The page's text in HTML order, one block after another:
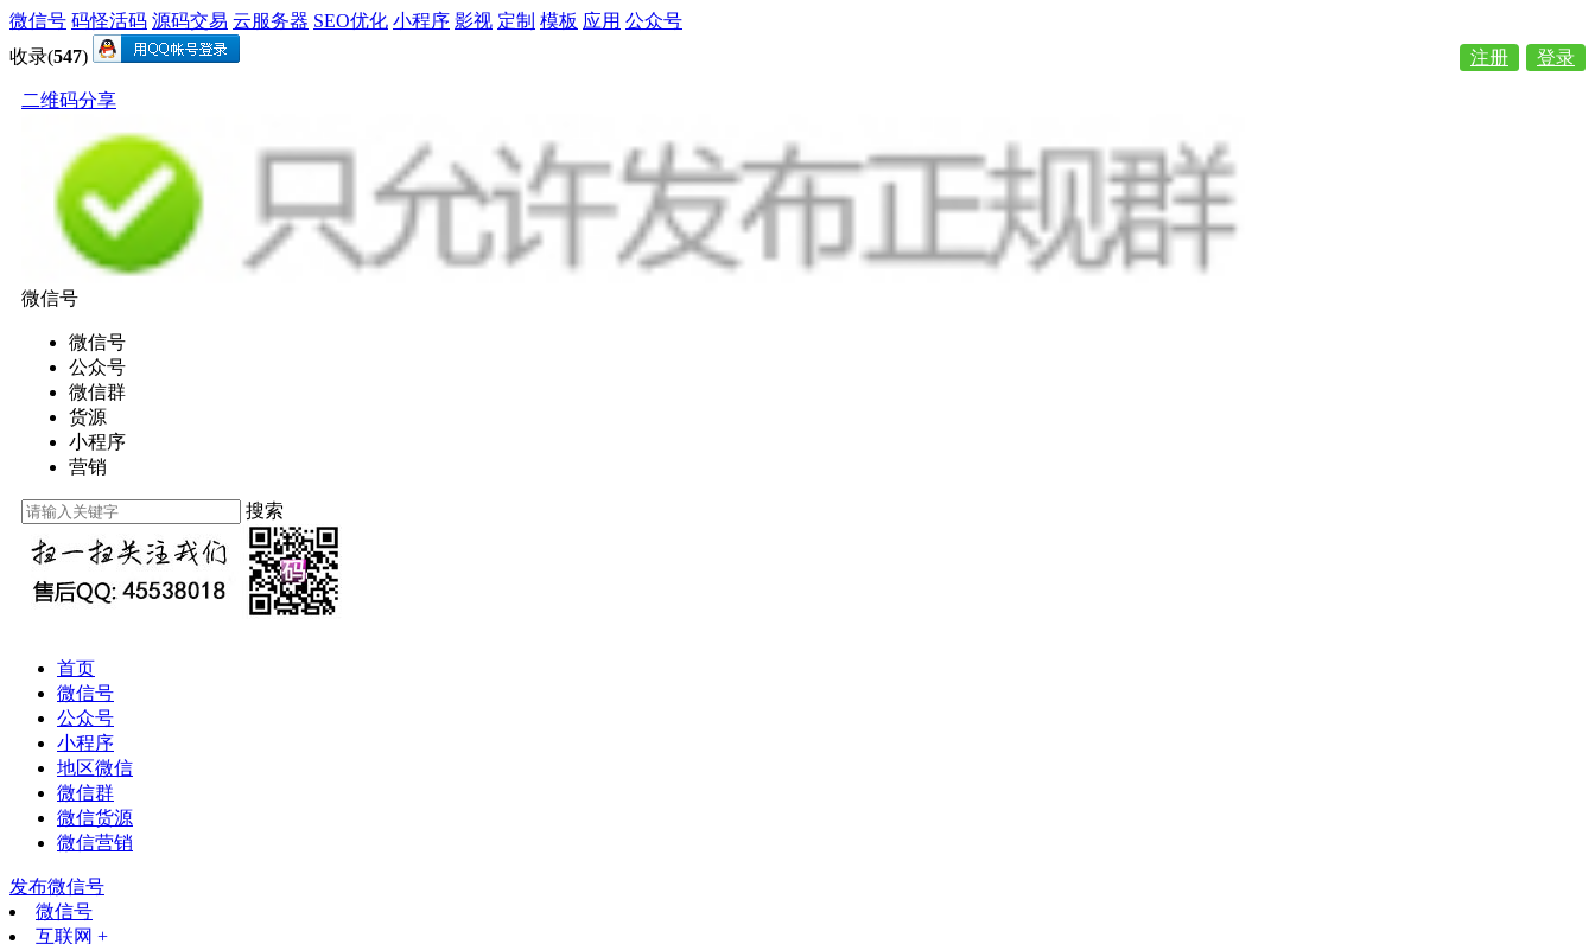
微信号 码怪活码 源码交易 云服务器 SEO优化 小程序 影视 定制 模板 应用 公众号
收录(547) 登录
注册
二维码分享
微信号
微信号
公众号
微信群
货源
小程序
营销
搜索
首页
微信号
公众号
小程序
地区微信
微信群
微信货源
微信营销
发布微信号
微信号
互联网 +